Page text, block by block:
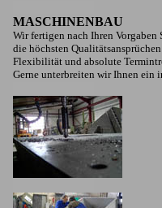
MASCHINENBAU
Wir fertigen nach Ihren Vorgaben
die höchsten
Flexibilität und absolute
Gerne unterbreiten wir Ihnen ein